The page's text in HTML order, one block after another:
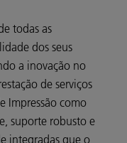
todas as
dos seus
a inovação no
de serviços
Impressão como
suporte robusto e
integradas que o